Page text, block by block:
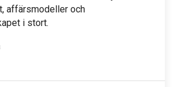
affärsmodeller och
i stort.